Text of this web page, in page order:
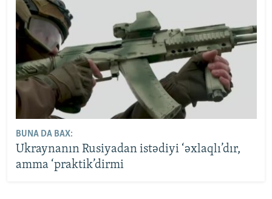
BUNA DA BAX:
Ukraynanın Rusiyadan istədiyi ‘əxlaqlı’dır,
amma ‘praktik’dirmi